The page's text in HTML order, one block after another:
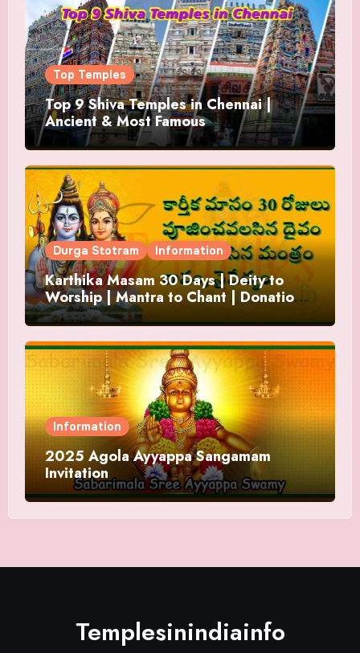
Top Temples
Top 9 Shiva Temples in Chennai |
Ancient & Most Famous
Durga Stotram Information
Karthika Masam 30 Days | Deity to
Worship | Mantra to Chant | Donations
and Offering
Information
2025 Agola Ayyappa Sangamam
Invitation
Templesinindiainfo